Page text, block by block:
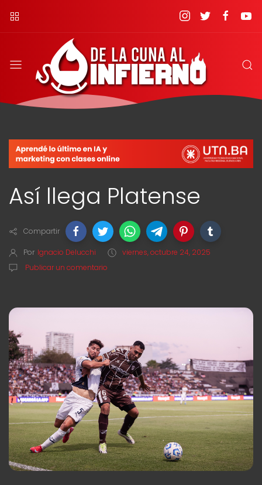
Así llega Platense
Compartir
Por Ignacio Delucchi
viernes, octubre 24, 2025
Publicar un comentario